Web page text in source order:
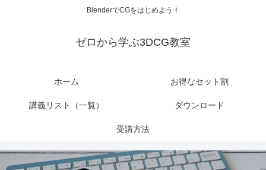
BlenderでCGをはじめよう！
ゼロから学ぶ3DCG教室
ホーム お得なセット割
講義リスト（一覧） ダウンロード
受講方法